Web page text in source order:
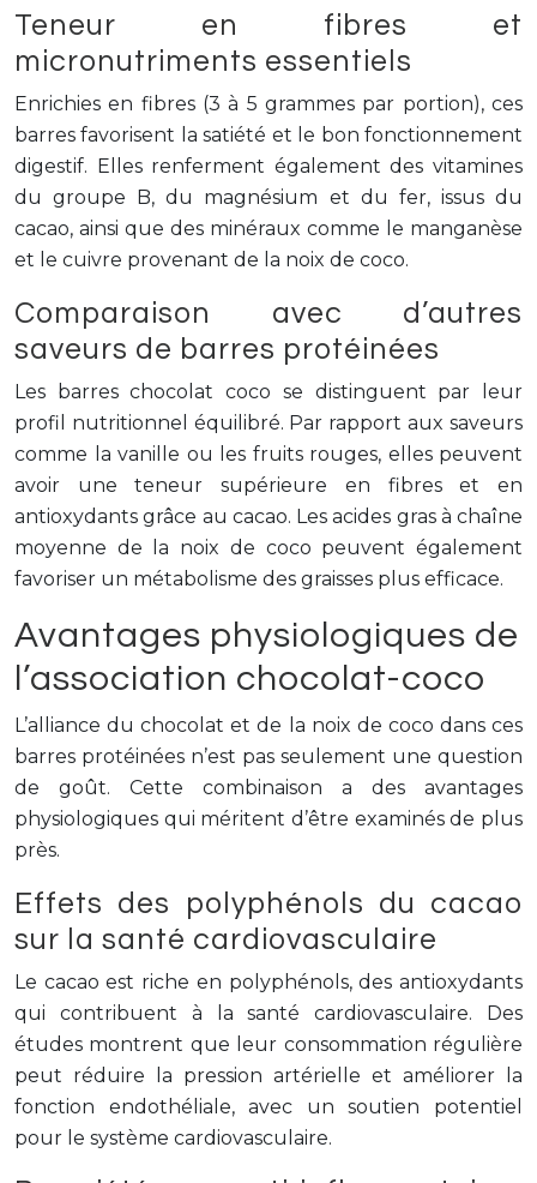
Teneur en fibres et
micronutriments essentiels
Enrichies en fibres (3 à 5 grammes par portion), ces
barres favorisent la satiété et le bon fonctionnement
digestif. Elles renferment également des vitamines
du groupe B, du magnésium et du fer, issus du
cacao, ainsi que des minéraux comme le manganèse
et le cuivre provenant de la noix de coco.
Comparaison avec d’autres
saveurs de barres protéinées
Les barres chocolat coco se distinguent par leur
profil nutritionnel équilibré. Par rapport aux saveurs
comme la vanille ou les fruits rouges, elles peuvent
avoir une teneur supérieure en fibres et en
antioxydants grâce au cacao. Les acides gras à chaîne
moyenne de la noix de coco peuvent également
favoriser un métabolisme des graisses plus efficace.
Avantages physiologiques de
l’association chocolat-coco
L’alliance du chocolat et de la noix de coco dans ces
barres protéinées n’est pas seulement une question
de goût. Cette combinaison a des avantages
physiologiques qui méritent d’être examinés de plus
près.
Effets des polyphénols du cacao
sur la santé cardiovasculaire
Le cacao est riche en polyphénols, des antioxydants
qui contribuent à la santé cardiovasculaire. Des
études montrent que leur consommation régulière
peut réduire la pression artérielle et améliorer la
fonction endothéliale, avec un soutien potentiel
pour le système cardiovasculaire.